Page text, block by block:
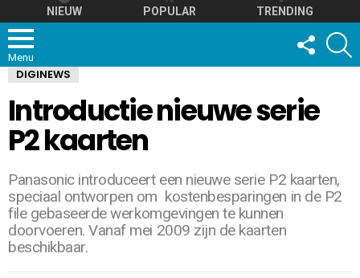
NIEUW POPULAR TRENDING
Menu
FOLLOW
US
DIGINEWS
Introductie nieuwe serie
P2 kaarten
Panasonic introduceert een nieuwe serie P2 kaarten,
speciaal ontworpen om kostenbesparingen in de P2
file gebaseerde werkomgevingen te kunnen
doorvoeren. Vanaf mei 2009 zijn de kaarten
beschikbaar.